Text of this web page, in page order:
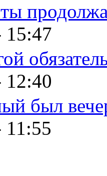
15:47
12:40
был
11:55